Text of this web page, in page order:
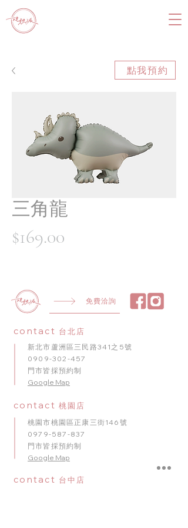
三角龍
$169.00
點我預約
免費洽詢
contact 台北店
新北市蘆洲區三民路341之5號
0909-302-457
門市皆採預約制
​Google Map
contact 桃園店
桃園市桃園區正康三街146號
0979-587-837
門市皆採預約制
Google Map
contact 台中店